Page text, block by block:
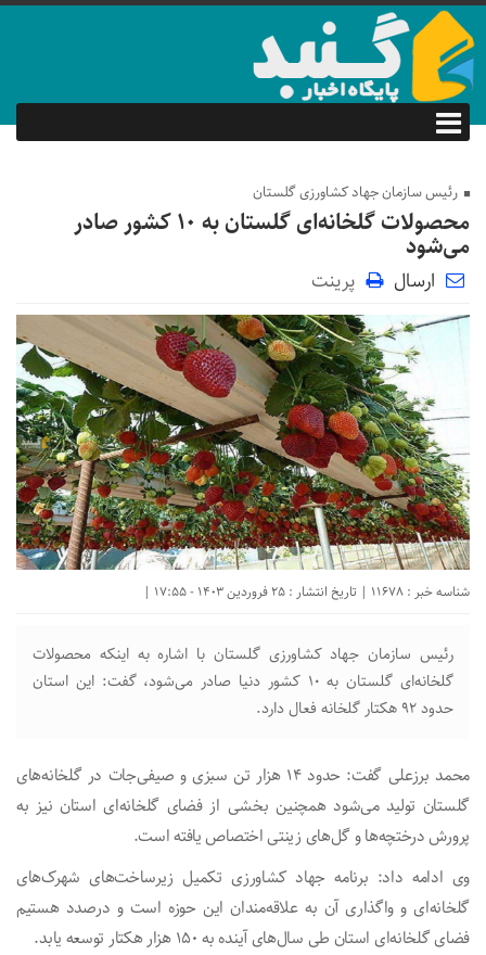
رئیس سازمان جهاد کشاورزی گلستان
محصولات گلخانه‌ای گلستان به ۱۰ کشور صادر
می‌شود
ارسال پرینت
شناسه خبر : 11678 | تاریخ انتشار : 25 فروردین 1403 - 17:55 |
رئیس سازمان جهاد کشاورزی گلستان با اشاره به اینکه محصولات
گلخانه‌ای گلستان به ۱۰ کشور دنیا صادر می‌شود، گفت: این استان
حدود ۹۲ هکتار گلخانه فعال دارد.
محمد برزعلی گفت: حدود ۱۴ هزار تن سبزی و صیفی‌جات در گلخانه‌های
گلستان تولید می‌شود همچنین بخشی از فضای گلخانه‌ای استان نیز به
پرورش درختچه‌ها و گل‌های زینتی اختصاص یافته است.
وی ادامه داد: برنامه جهاد کشاورزی تکمیل زیرساخت‌های شهرک‌های
گلخانه‌ای و واگذاری آن به علاقه‌مندان این حوزه است و درصدد هستیم
فضای گلخانه‌ای استان طی سال‌های آینده به ۱۵۰ هزار هکتار توسعه یابد.